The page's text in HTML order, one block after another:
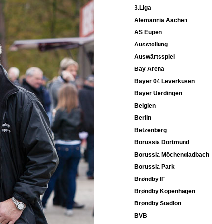
3.Liga
Alemannia Aachen
AS Eupen
Ausstellung
Auswärtsspiel
Bay Arena
Bayer 04 Leverkusen
Bayer Uerdingen
Belgien
Berlin
Betzenberg
Borussia Dortmund
Borussia Möchengladbach
Borussia Park
Brøndby IF
Brøndby Kopenhagen
Brøndby Stadion
BVB